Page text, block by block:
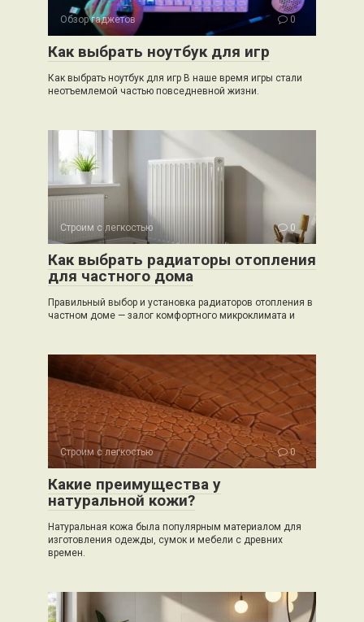
Обзор гаджетов 0
Как выбрать ноутбук для игр
Как выбрать ноутбук для игр В наше время игры стали
неотъемлемой частью повседневной жизни.
Строим с легкостью 0
Как выбрать радиаторы отопления
для частного дома
Правильный выбор и установка радиаторов отопления в
частном доме — залог комфортного микроклимата и
Строим с легкостью 0
Какие преимущества у
натуральной кожи?
Натуральная кожа была популярным материалом для
изготовления одежды, сумок и мебели с древних
времен.